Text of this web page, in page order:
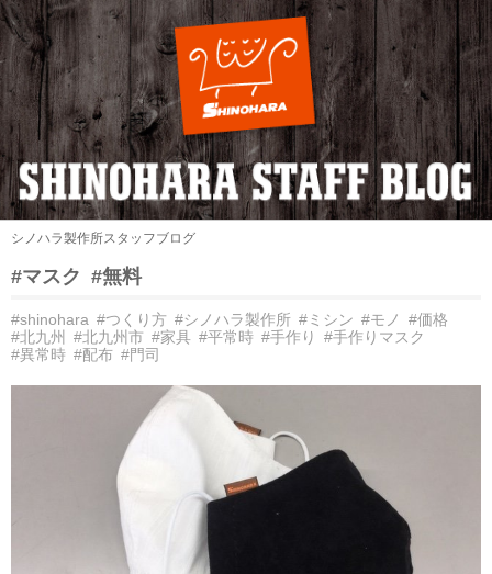
シノハラ製作所スタッフブログ
#マスク #無料
#shinohara #つくり方 #シノハラ製作所 #ミシン #モノ
#価格
#北九州
#北九州市 #家具 #平常時 #手作り
#手作りマスク
#異常時 #配布 #門司